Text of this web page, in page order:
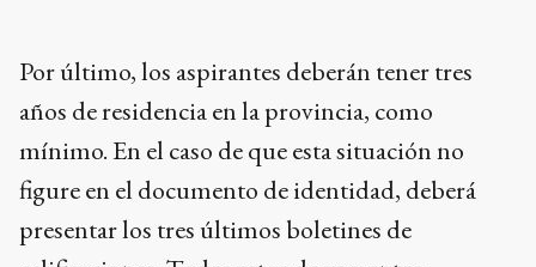
Por último, los aspirantes deberán tener tres
años de residencia en la provincia, como
mínimo. En el caso de que esta situación no
figure en el documento de identidad, deberá
presentar los tres últimos boletines de